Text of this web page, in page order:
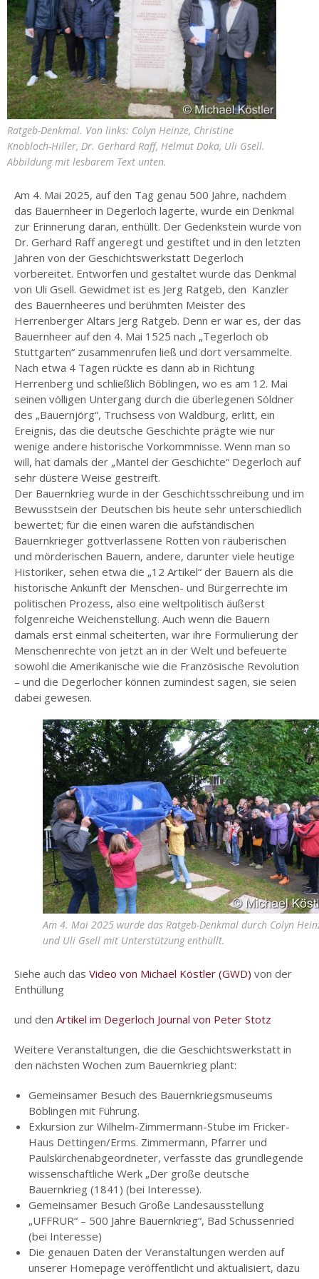
BAUERNKRIEG
IMPRESSUM
/
DATENSCHUTZ
Ratgeb-Denkmal. Von links: Colyn Heinze, Christine
Knobloch-Hiller, Dr. Gerhard Raff, Helmut Doka, Uli Gsell.
Abbildung mit lesbarem Text unten.
Am 4. Mai 2025, auf den Tag genau 500 Jahre, nachdem
das Bauernheer in Degerloch lagerte, wurde ein Denkmal
zur Erinnerung daran, enthüllt. Der Gedenkstein wurde von
Dr. Gerhard Raff angeregt und gestiftet und in den letzten
Jahren von der Geschichtswerkstatt Degerloch
vorbereitet. Entworfen und gestaltet wurde das Denkmal
von Uli Gsell. Gewidmet ist es Jerg Ratgeb, den Kanzler
des Bauernheeres und berühmten Meister des
Herrenberger Altars Jerg Ratgeb. Denn er war es, der das
Bauernheer auf den 4. Mai 1525 nach „Tegerloch ob
Stuttgarten“ zusammenrufen ließ und dort versammelte.
Nach etwa 4 Tagen rückte es dann ab in Richtung
Herrenberg und schließlich Böblingen, wo es am 12. Mai
seinen völligen Untergang durch die überlegenen Söldner
des „Bauernjörg“, Truchsess von Waldburg, erlitt, ein
Ereignis, das die deutsche Geschichte prägte wie nur
wenige andere historische Vorkommnisse. Wenn man so
will, hat damals der „Mantel der Geschichte“ Degerloch auf
sehr düstere Weise gestreift.
Der Bauernkrieg wurde in der Geschichtsschreibung und im
Bewusstsein der Deutschen bis heute sehr unterschiedlich
bewertet; für die einen waren die aufständischen
Bauernkrieger gottverlassene Rotten von räuberischen
und mörderischen Bauern, andere, darunter viele heutige
Historiker, sehen etwa die „12 Artikel“ der Bauern als die
historische Ankunft der Menschen- und Bürgerrechte im
politischen Prozess, also eine weltpolitisch äußerst
folgenreiche Weichenstellung. Auch wenn die Bauern
damals erst einmal scheiterten, war ihre Formulierung der
Menschenrechte von jetzt an in der Welt und befeuerte
sowohl die Amerikanische wie die Französische Revolution
– und die Degerlocher können zumindest sagen, sie seien
dabei gewesen.
Am 4. Mai 2025 wurde das Ratgeb-Denkmal durch Colyn
und Uli Gsell mit Unterstützung enthüllt.
Siehe auch das Video von Michael Köstler (GWD) von der
Enthüllung
und den Artikel im Degerloch Journal von Peter Stotz
Weitere Veranstaltungen, die die Geschichtswerkstatt in
den nächsten Wochen zum Bauernkrieg plant:
Gemeinsamer Besuch des Bauernkriegsmuseums
Böblingen mit Führung.
Exkursion zur Wilhelm-Zimmermann-Stube im Fricker-
Haus Dettingen/Erms. Zimmermann, Pfarrer und
Paulskirchenabgeordneter, verfasste das grundlegende
wissenschaftliche Werk „Der große deutsche
Bauernkrieg (1841) (bei Interesse).
Gemeinsamer Besuch Große Landesausstellung
„UFFRUR“ – 500 Jahre Bauernkrieg“, Bad Schussenried
(bei Interesse)
Die genauen Daten der Veranstaltungen werden auf
unserer Homepage veröffentlicht und aktualisiert, dazu